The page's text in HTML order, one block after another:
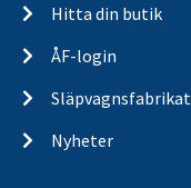
Hitta din butik
ÅF-login
Släpvagnsfabrikat
Nyheter